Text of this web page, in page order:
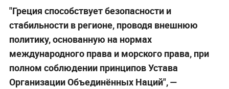
"Греция способствует безопасности и
стабильности в регионе, проводя внешнюю
политику, основанную на нормах
международного права и морского права, при
полном соблюдении принципов Устава
Организации Объединённых Наций", —